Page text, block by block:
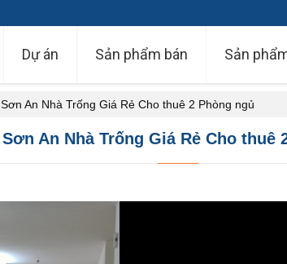
Dự án Sản phẩm bán Sản
Sơn An Nhà Trống Giá Rẻ Cho thuê 2 Phòng ngủ
Sơn An Nhà Trống Giá Rẻ Cho thuê